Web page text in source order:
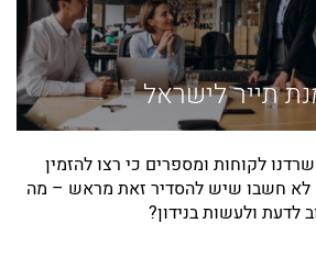
תייר לישראל
לקוחות ומספרים כי רצו להזמין
לא חשבו שיש להסדיר זאת מראש – מה
לדעת ולעשות בנידון?